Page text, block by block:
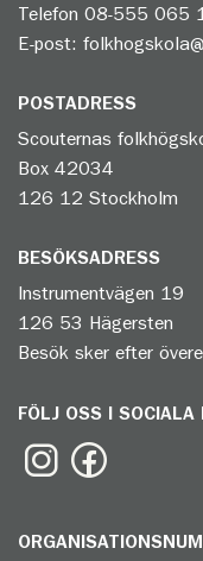
Telefon 08-555 065
E-post:
POSTADRESS
Scouternas
Box 42034
126 12 Stockholm
BESÖKSADRESS
Instrumentvägen 19
126 53 Hägersten
Besök sker efter
FÖLJ OSS I SOCIALA